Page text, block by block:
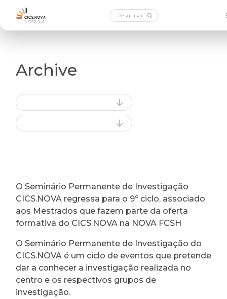
Archive
O Seminário Permanente de Investigação
CICS.NOVA regressa para o 9º ciclo, associado
aos Mestrados que fazem parte da oferta
formativa do CICS.NOVA na NOVA FCSH
O Seminário Permanente de Investigação do
CICS.NOVA é um ciclo de eventos que pretende
dar a conhecer a investigação realizada no
centro e os respectivos grupos de
investigação.